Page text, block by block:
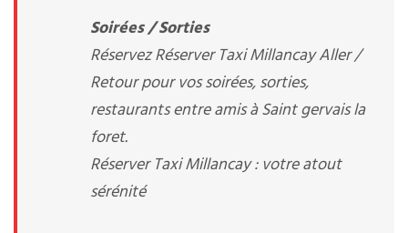
Soirées / Sorties
Réservez Réserver Taxi Millancay Aller /
Retour pour vos soirées, sorties,
restaurants entre amis à Saint gervais la
foret.
Réserver Taxi Millancay : votre atout
sérénité